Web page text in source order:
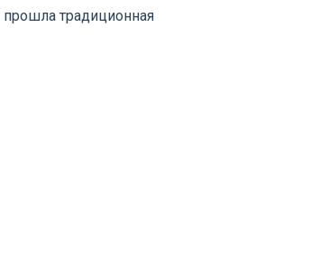
прошла традиционная